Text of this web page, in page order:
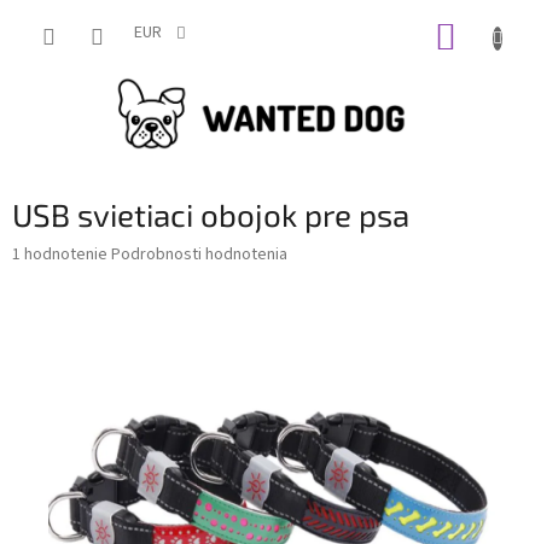
EUR
USB svietiaci obojok pre psa
Priemerné
1 hodnotenie Podrobnosti hodnotenia